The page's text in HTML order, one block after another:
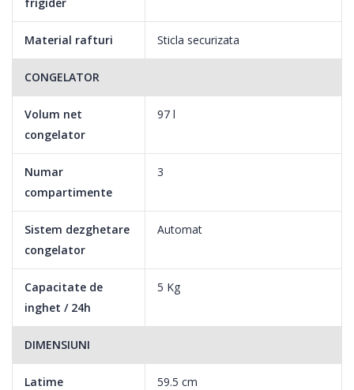
Material rafturi Sticla securizata
CONGELATOR
Volum net
congelator
97 l
Numar
compartimente
3
Sistem dezghetare
congelator
Automat
Capacitate de
inghet / 24h
5 Kg
DIMENSIUNI
Latime 59.5 cm